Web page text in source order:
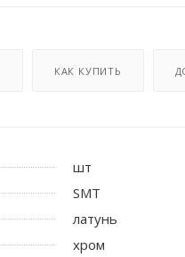
КАК КУПИТЬ
шт
SMT
латунь
хром